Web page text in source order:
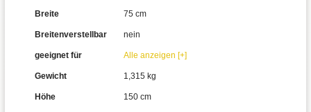
Breite 75 cm
Breitenverstellbar nein
geeignet für Alle anzeigen [+]
Gewicht 1,315 kg
Höhe 150 cm